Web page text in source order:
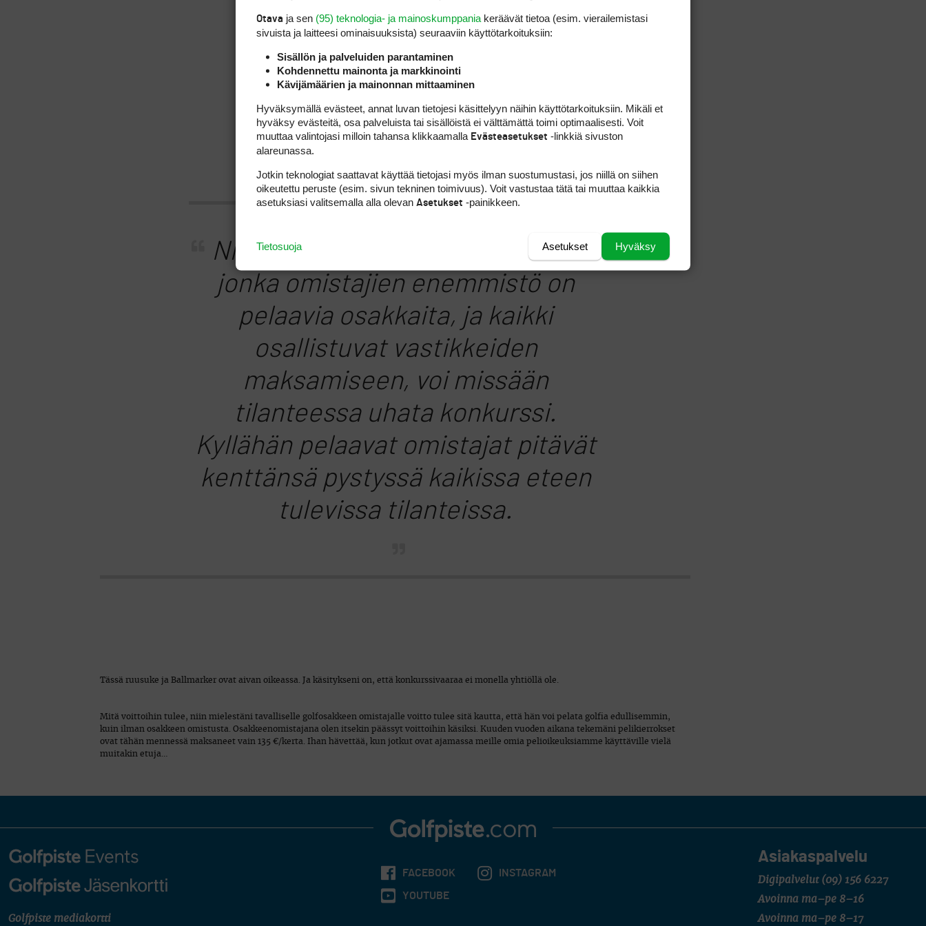
roikkuvat pitkään
mukana koska on
parempi pitää
omaisudellaan jokin
arvo.
Niin, ei kai semmoista golfyhtiötä,
jonka omistajien enemmistö on
pelaavia osakkaita, ja kaikki
osallistuvat vastikkeiden
maksamiseen, voi missään
tilanteessa uhata konkurssi.
Kyllähän pelaavat omistajat pitävät
kenttänsä pystyssä kaikissa eteen
tulevissa tilanteissa.
Tässä ruusuke ja Ballmarker ovat aivan oikeassa. Ja käsitykseni on, että konkurssivaaraa ei monella yhtiöllä ole.
Mitä voittoihin tulee, niin mielestäni tavalliselle golfosakkeen omistajalle voitto tulee sitä kautta, että hän voi pelata golfia edullisemmin,
kuin ilman osakkeen omistusta. Osakkeenomistajana olen itsekin päässyt voittoihin käsiksi. Kuuden vuoden aikana tekemäni pelikierrokset
ovat tähän mennessä maksaneet vain 135 €/kerta. Ihan hävettää, kun jotkut ovat ajamassa meille omia pelioikeuksiamme käyttäville vielä
muitakin etuja…
Golfpiste mediakortti
Asiakaspalvelu
Digipalvelut (09) 156 6227
Avoinna ma–pe 8–16
Avoinna ma–pe 8–17
FACEBOOK INSTAGRAM
YOUTUBE
Otava ja sen (95) teknologia- ja mainoskumppania keräävät tietoa (esim. vierailemis­tasi
sivuista ja laitteesi ominaisuuk­sista) seuraaviin käyttötarkoituksiin:
Sisällön ja palveluiden parantaminen
Kohdennettu mainonta ja markkinointi
Kävijämäärien ja mainonnan mittaaminen
Hyväksymällä evästeet, annat luvan tietojesi käsittelyyn näihin käyttötarkoituksiin. Mikäli et
hyväksy evästeitä, osa palveluista tai sisällöistä ei välttämättä toimi optimaalisesti. Voit
muuttaa valintojasi milloin tahansa klikkaamalla Evästeasetukset -linkkiä sivuston
alareunassa.
Jotkin teknologiat saattavat käyttää tietojasi myös ilman suostumustasi, jos niillä on siihen
oikeutettu peruste (esim. sivun tekninen toimivuus). Voit vastustaa tätä tai muuttaa kaikkia
asetuksiasi valitsemalla alla olevan Asetukset -painikkeen.
Hyväksy
Asetukset
Tietosuoja